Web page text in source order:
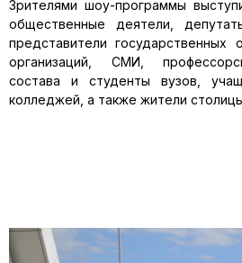
Зрителями шоу-программы
общественные деятели,
представители государственных
организаций, СМИ,
состава и студенты вузов,
колледжей, а также жители